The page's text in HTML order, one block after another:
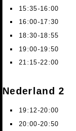
15:35-16:00
16:00-17:30
18:30-18:55
19:00-19:50
21:15-22:00
Nederland 2
19:12-20:00
20:00-20:50